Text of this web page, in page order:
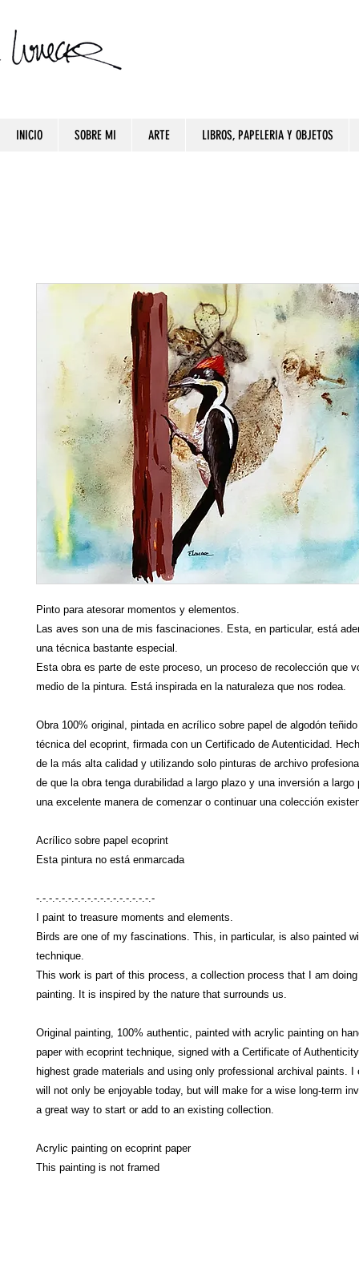
INICIO SOBRE MI ARTE LIBROS, PAPELERIA Y OBJETOS
Pinto para atesorar momentos y elementos.
Las aves son una de mis fascinaciones. Esta, en particular, está
una técnica bastante especial.
Esta obra es parte de este proceso, un proceso de recolección que
medio de la pintura. Está inspirada en la naturaleza que nos rodea.
Obra 100% original, pintada en acrílico sobre papel de algodón
técnica del ecoprint, firmada con un Certificado de Autenticidad.
de la más alta calidad y utilizando solo pinturas de archivo
de que la obra tenga durabilidad a largo plazo y una inversión a
una excelente manera de comenzar o continuar una colección
Acrílico sobre papel ecoprint
Esta pintura no está enmarcada
-.-.-.-.-.-.-.-.-.-.-.-.-.-.-.-.-.-.-
I paint to treasure moments and elements.
Birds are one of my fascinations. This, in particular, is also painted
technique.
This work is part of this process, a collection process that I am doing
painting. It is inspired by the nature that surrounds us.
Original painting, 100% authentic, painted with acrylic painting on
paper with ecoprint technique, signed with a Certificate of
highest grade materials and using only professional archival paints. I
will not only be enjoyable today, but will make for a wise long-term
a great way to start or add to an existing collection.
Acrylic painting on ecoprint paper
This painting is not framed